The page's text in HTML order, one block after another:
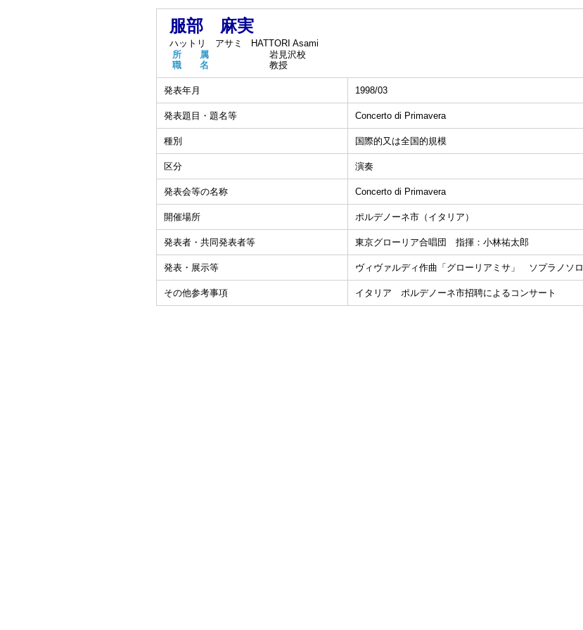
服部 麻実
ハットリ アサミ
HATTORI Asami
所 属
岩見沢校
職 名
教授
発表年月 1998/03
発表題目・題名等 Concerto di Primavera
種別 国際的又は全国的規模
区分 演奏
発表会等の名称 Concerto di Primavera
開催場所 ポルデノーネ市（イタリア）
発表者・共同発表者等 東京グローリア合唱団 指揮：小林祐太郎
発表・展示等 ヴィヴァルディ作曲「グローリアミサ」 ソプラノソロ
その他参考事項 イタリア ポルデノーネ市招聘によるコンサート